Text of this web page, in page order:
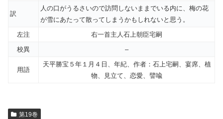
訳
人の口がうるさいので訪問しないままでいる内に、梅の花
が雪にあたって散ってしまうかもしれないと思う。
左注
右一首主人石上朝臣宅嗣
校異
–
用語
天平勝宝５年１月４日、年紀、作者：石上宅嗣、宴席、植
物、見立て、恋愛、譬喩
第19巻